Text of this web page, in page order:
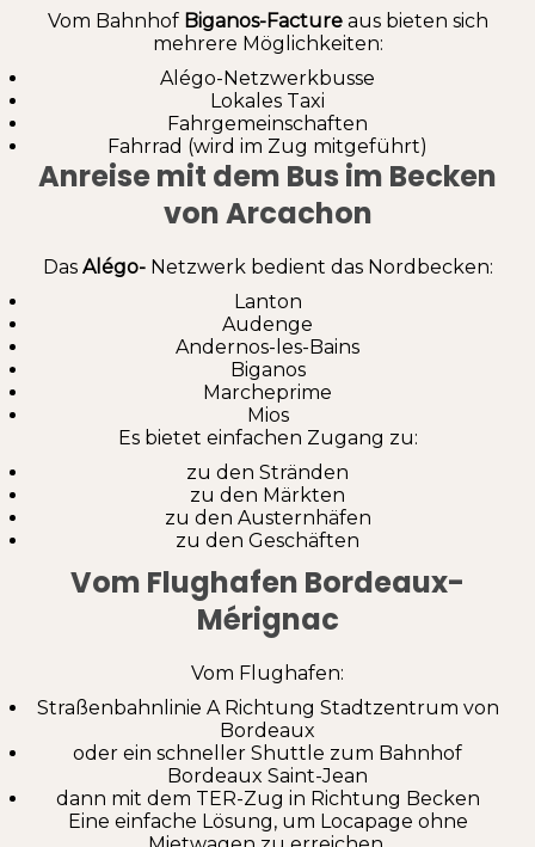
Vom Bahnhof Biganos-Factureaus bieten sich
mehrere Möglichkeiten:
Alégo-Netzwerkbusse
Lokales Taxi
Fahrgemeinschaften
Fahrrad (wird im Zug mitgeführt)
Anreise mit dem Bus im Becken
von Arcachon
Das Alégo-Netzwerk bedient das Nordbecken:
Lanton
Audenge
Andernos-les-Bains
Biganos
Marcheprime
Mios
Es bietet einfachen Zugang zu:
zu den Stränden
zu den Märkten
zu den Austernhäfen
zu den Geschäften
Vom Flughafen Bordeaux-
Mérignac
Vom Flughafen:
Straßenbahnlinie A Richtung Stadtzentrum von
Bordeaux
oder ein schneller Shuttle zum Bahnhof
Bordeaux Saint-Jean
dann mit dem TER-Zug in Richtung Becken
Eine einfache Lösung, um Locapage ohne